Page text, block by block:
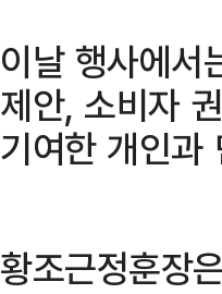
이날 행사에서
제안, 소비자
기여한 개인
황조근정훈장